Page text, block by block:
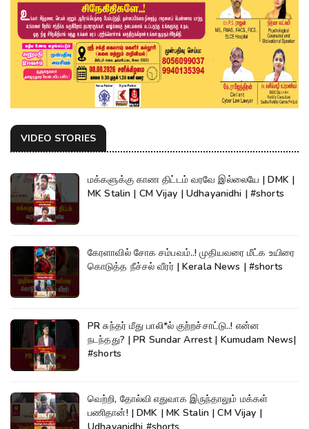
VIDEO STORIES
மக்களுக்கு காண திட்டம் வரவே இல்லையே | DMK |
MK Stalin | CM Vijay | Udhayanidhi | #shorts
கேரளாவில் சோக சம்பவம்..! முதியவரை மீட்க உயிரை
கொடுத்த நீச்சல் வீரர் | Kerala News | #shorts
PR சுந்தர் மீது பாலி*ல் குற்றச்சாட்டு..! என்ன
நடந்தது? | PR Sundar Arrest | Kumudam News|
#shorts
வெற்றி, தோல்வி எதுவாக இருந்தாலும் மக்கள்
பணிதான்! | DMK | MK Stalin | CM Vijay |